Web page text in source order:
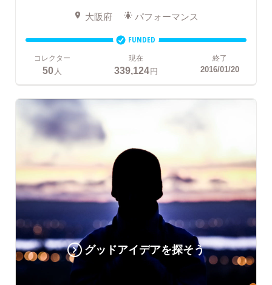
大阪府 パフォーマンス
FUNDED
コレクター
50 人
現在
339,124円
終了
2016/01/20
グッドアイデアを探そう